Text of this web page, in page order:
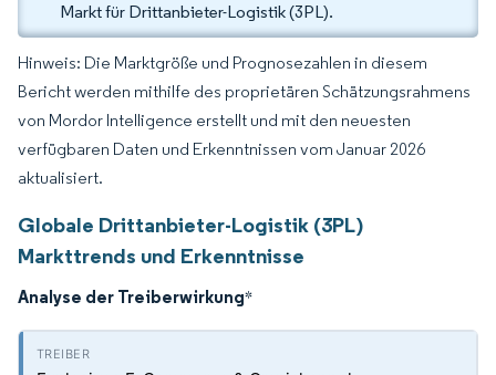
Markt für Drittanbieter-Logistik (3PL).
Hinweis: Die Marktgröße und Prognosezahlen in diesem
Bericht werden mithilfe des proprietären Schätzungsrahmens
von Mordor Intelligence erstellt und mit den neuesten
verfügbaren Daten und Erkenntnissen vom Januar 2026
aktualisiert.
Globale Drittanbieter-Logistik (3PL)
Markttrends und Erkenntnisse
Analyse der Treiberwirkung*